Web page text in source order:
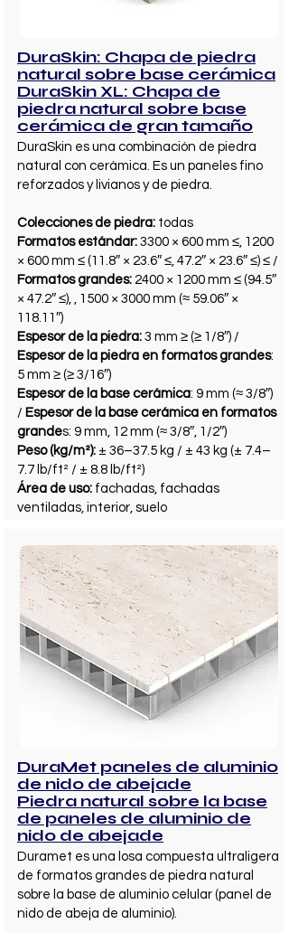
DuraSkin: Chapa de piedra
natural sobre base cerámica
DuraSkin XL: Chapa de
piedra natural sobre base
cerámica de gran tamaño
DuraSkin es una combinación de piedra
natural con cerámica. Es un paneles fino
reforzados y livianos y de piedra.
Colecciones de piedra: todas
Formatos estándar: 3300 × 600 mm ≤, 1200
× 600 mm ≤ (11.8″ × 23.6″ ≤, 47.2″ × 23.6″ ≤) ≤ /
Formatos grandes: 2400 × 1200 mm ≤ (94.5″
× 47.2″ ≤), , 1500 × 3000 mm (≈ 59.06″ ×
118.11″)
Espesor de la piedra: 3 mm ≥ (≥ 1/8″) /
Espesor de la piedra en formatos grandes:
5 mm ≥ (≥ 3/16″)
Espesor de la base cerámica: 9 mm (≈ 3/8″)
/ Espesor de la base cerámica en formatos
grandes: 9 mm, 12 mm (≈ 3/8″, 1/2″)
Peso (kg/m²): ± 36–37.5 kg / ± 43 kg (± 7.4–
7.7 lb/ft² / ± 8.8 lb/ft²)
Área de uso: fachadas, fachadas
ventiladas, interior, suelo
DuraMet paneles de aluminio
de nido de abejade
Piedra natural sobre la base
de paneles de aluminio de
nido de abejade
Duramet es una losa compuesta ultraligera
de formatos grandes de piedra natural
sobre la base de aluminio celular (panel de
nido de abeja de aluminio).